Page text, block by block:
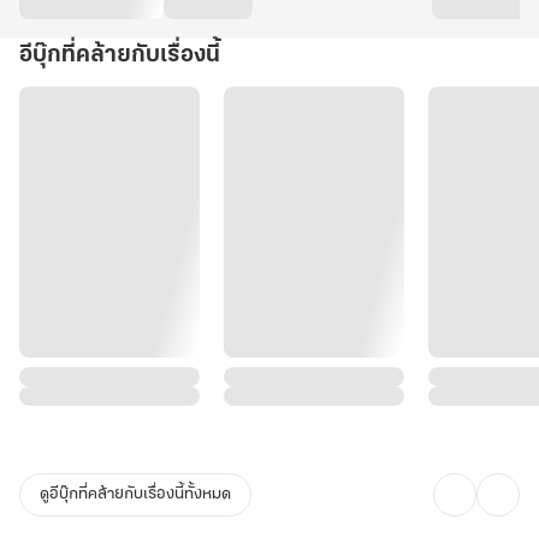
อีบุ๊กที่คล้ายกับเรื่องนี้
ดูอีบุ๊กที่คล้ายกับเรื่องนี้ทั้งหมด